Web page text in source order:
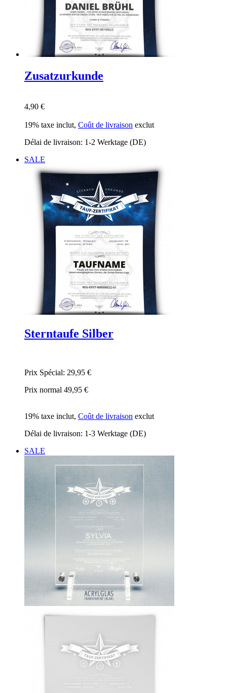
Zusatzurkunde
4,90 €
19% taxe inclut, Coût de livraison exclut
Délai de livraison: 1-2 Werktage (DE)
SALE
Sterntaufe Silber
Prix Spécial: 29,95 €
Prix normal 49,95 €
19% taxe inclut, Coût de livraison exclut
Délai de livraison: 1-3 Werktage (DE)
SALE